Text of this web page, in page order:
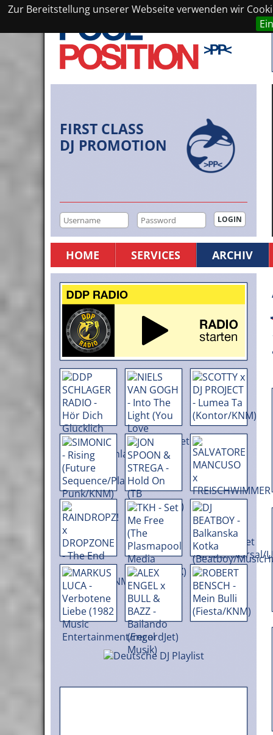
Zur Bereitstellung unserer Webseite verwenden wir
FIRST CLASS
DJ PROMOTION
HOME SERVICES ARCHIV